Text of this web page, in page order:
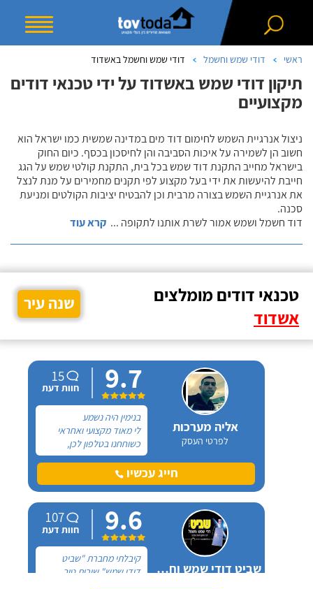
ראשי דודי שמש וחשמל דודי שמש וחשמל באשדוד
תיקון דודי שמש באשדוד על ידי טכנאי דודים
מקצועיים
ניצול אנרגיית השמש לחימום דוד מים במדינה שמשית כמו ישראל הוא
חשוב הן לשמירה על איכות הסביבה והן לחיסכון בכסף. כיום החוק
בישראל מחייב התקנת דוד שמש בכל בית, התקנת קולטי שמש על הגג
חייבת להיעשות את ידי בעל מקצוע לפי תקנים מחמירים על מנת לנצל
את אנרגיית השמש בצורה מרבית וכן להבטיח יציבות הקולטים ומניעת
סכנה.
דוד חשמל ושמש אמור לשרת אותנו לתקופה ... קרא עוד
טכנאי דודים מומלצים
אשדוד
שנה עיר
אליה מערכות
לפרטי העסק
9.7
15
חוות דעת
בנימין היה נשמע
לי מאוד מקצועי ואחראי
כשוחחנו בטלפון לכן,
הזמנתי אותו להחלפת דוד
שמש וקולטים בבניין בו אני
גרה והוא אכן נתן שירות
עבודה נקייה ומסודרת.
חייג עכשיו
שביט דודי שמש וחשמל בע"מ
9.6
107
חוות דעת
קיבלתי מחברת "שביט
דודי שמש" שירות טוב,